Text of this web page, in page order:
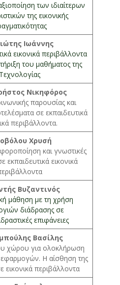
των ιδιαίτερων
της εικονικής
Ιωάννης
εικονικά περιβάλλοντα
του μαθήματος της
Τεχνολογίας
Νικηφόρος
παρουσίας και
σε εκπαιδευτικά
περιβάλλοντα.
Χρυσή
και γνωστικές
εκπαιδευτικά εικονικά
Βυζαντινός
μάθηση με τη χρήση
διάδρασης σε
επιφάνειες
Βασίλης
χώρου για ολοκλήρωση
εφαρμογών. Η αίσθηση της
εικονικά περιβάλλοντα